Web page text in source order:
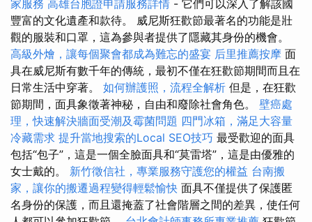
家服務 高雄台胞證申請服務詳情 - 它們可以深入了解該國
豐富的文化遺產和款待。 威尼斯狂歡節最著名的功能是壯
觀的服裝和口罩，這為參與者提供了隱藏其身份的機會。
高級外燴，讓每個聚會都成為難忘的盛宴 后里推薦按摩 面
具在威尼斯有數千年的傳統，最初不僅在狂歡節期間而且在
日常生活中穿著。 如何辦護照，流程全解析 但是，在狂歡
節期間，面具象徵著神秘，自由和廢除社會角色。 壁癌處
理，快速解決牆面受潮及霉菌問題 四門冰箱，滿足大容量
冷藏需求 提升當地搜索的Local SEO技巧 最受歡迎的面具
包括“包子”，這是一個全臉面具和“莫雷塔”，這是由優雅的
女士戴的。 新竹徵信社，專業服務守護您的權益 台南搬
家，讓你的搬遷過程變得輕鬆愉快 面具不僅提供了保護匿
名身份的保護，而且還掩蓋了社會階層之間的差異，使任何